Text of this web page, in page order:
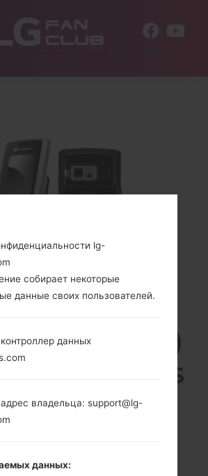
(LGLC3200)
LG OTHERS
lg-
собирает некоторые
данные своих пользователей.
данных
владельца: support@lg-
данных: